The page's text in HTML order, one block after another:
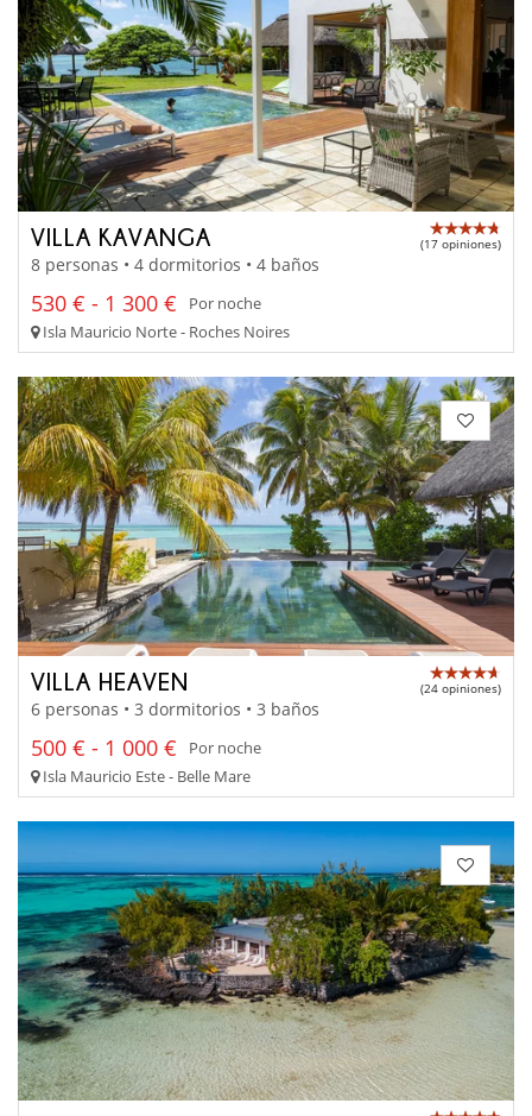
VILLA KAVANGA (17 opiniones)
8 personas • 4 dormitorios • 4 baños
530 € - 1 300 €
Por noche
Isla Mauricio Norte - Roches Noires
VILLA HEAVEN (24 opiniones)
6 personas • 3 dormitorios • 3 baños
500 € - 1 000 €
Por noche
Isla Mauricio Este - Belle Mare